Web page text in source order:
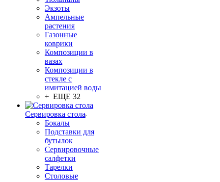
Экзоты
Ампельные
растения
Газонные
коврики
Композиции в
вазах
Композиции в
стекле с
имитацией воды
+ ЕЩЕ 32
Сервировка стола
Бокалы
Подставки для
бутылок
Сервировочные
салфетки
Тарелки
Столовые